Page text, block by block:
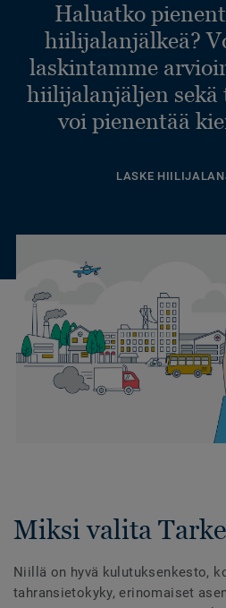
Haluatko
hiilijalanjälkeä?
laskintamme
hiilijalanjäljen sekä
voi pienentää
LASKE
Miksi valita
Niillä on hyvä kulutuksenkesto,
tahransietokyky, erinomaiset